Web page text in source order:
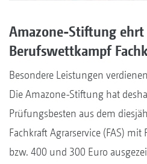
Amazone-Stiftung ehrt
Berufswettkampf
Besondere Leistungen
Die Amazone-Stiftung hat
Prüfungsbesten aus dem
Fachkraft Agrarservice (FAS)
bzw. 400 und 300 Euro